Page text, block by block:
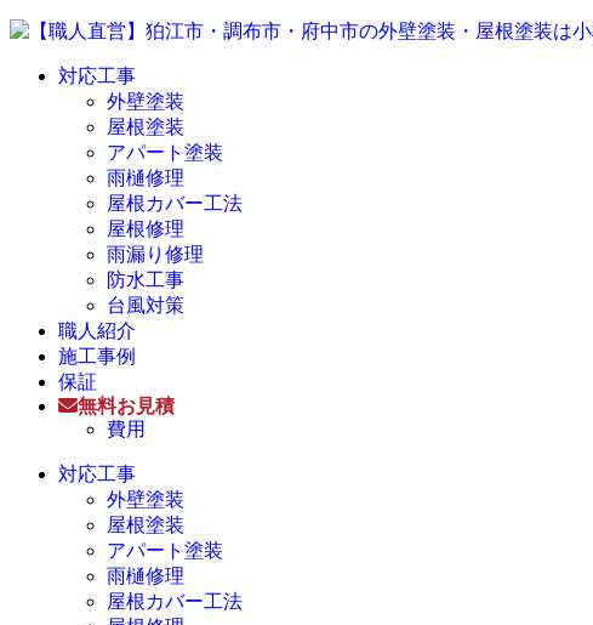
対応工事
外壁塗装
屋根塗装
アパート塗装
雨樋修理
屋根カバー工法
屋根修理
雨漏り修理
防水工事
台風対策
職人紹介
施工事例
保証
無料お見積
費用
対応工事
外壁塗装
屋根塗装
アパート塗装
雨樋修理
屋根カバー工法